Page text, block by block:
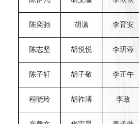
陈奕驰 胡潇 李育安
陈志坚 胡悦悦 李玥蓉
陈子轩 胡子敬 李正午
程晓玲 胡祚溥 李政